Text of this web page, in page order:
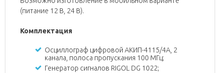
(питание 12 В, 24 В).
Комплектация
Осциллограф цифровой АКИП-4115/4А, 2
канала, полоса пропускания 100 МГц;
Генератор сигналов RIGOL DG 1022;